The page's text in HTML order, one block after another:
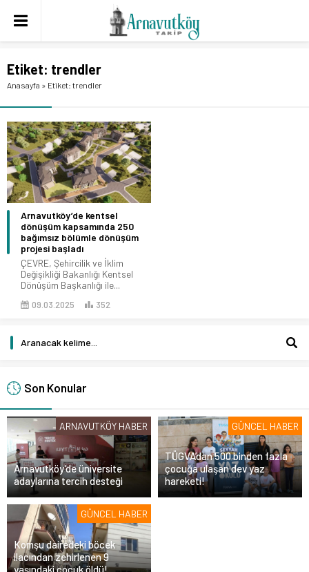
Etiket: trendler
Anasayfa » Etiket: trendler
Arnavutköy’de kentsel
dönüşüm kapsamında 250
bağımsız bölümle dönüşüm
projesi başladı
ÇEVRE, Şehircilik ve İklim
Değişikliği Bakanlığı Kentsel
Dönüşüm Başkanlığı ile...
09.03.2025 352
Son Konular
ARNAVUTKÖY HABER
Arnavutköy’de üniversite
adaylarına tercih desteği
GÜNCEL HABER
TÜGVA’dan 500 binden fazla
çocuğa ulaşan dev yaz
hareketi!
GÜNCEL HABER
Komşu dairedeki böcek
ilacından zehirlenen 9
yaşındaki çocuk öldü!